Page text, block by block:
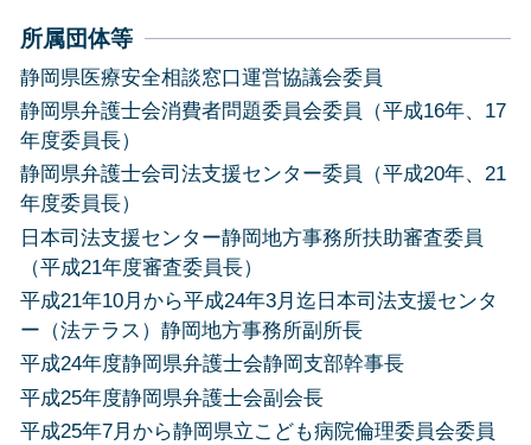
所属団体等
静岡県医療安全相談窓口運営協議会委員
静岡県弁護士会消費者問題委員会委員（平成16年、17
年度委員長）
静岡県弁護士会司法支援センター委員（平成20年、21
年度委員長）
日本司法支援センター静岡地方事務所扶助審査委員
（平成21年度審査委員長）
平成21年10月から平成24年3月迄日本司法支援センタ
ー（法テラス）静岡地方事務所副所長
平成24年度静岡県弁護士会静岡支部幹事長
平成25年度静岡県弁護士会副会長
平成25年7月から静岡県立こども病院倫理委員会委員